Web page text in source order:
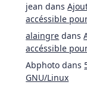
jean dans
accéssible
alaingre dans
accéssible
Abphoto dans
GNU/Linux